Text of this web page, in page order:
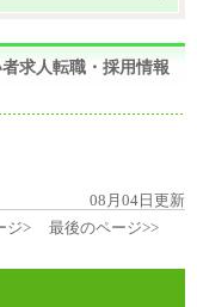
求人転職・採用情報
08月04日更新
ジ> 最後のページ>>